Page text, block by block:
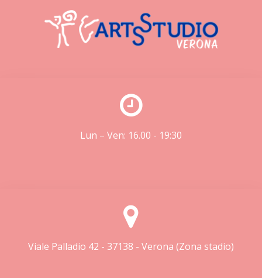
Lun – Ven: 16.00 - 19:30
Viale Palladio 42 - 37138 - Verona (Zona stadio)